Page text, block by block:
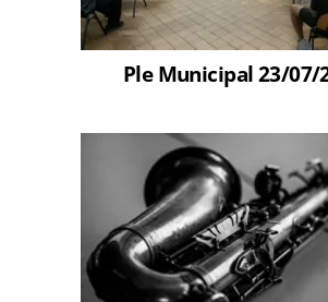
Ple Municipal 23/07/